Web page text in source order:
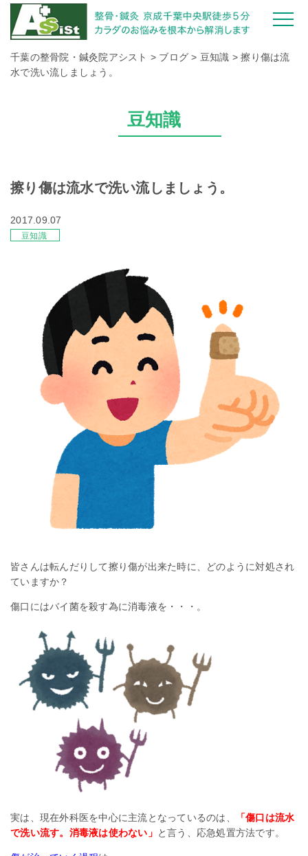
千葉の整骨院・鍼灸院アシスト > ブログ > 豆知識 >擦り傷は流
水で洗い流しましょう。
豆知識
擦り傷は流水で洗い流しましょう。
2017.09.07
豆知識
皆さんは転んだりして擦り傷が出来た時に、どのように対処され
ていますか？
傷口にはバイ菌を殺す為に消毒液を・・・。
実は、現在外科医を中心に主流となっているのは、
「傷口は流水
で洗い流す。消毒液は使わない」 と言う、応急処置方法です。